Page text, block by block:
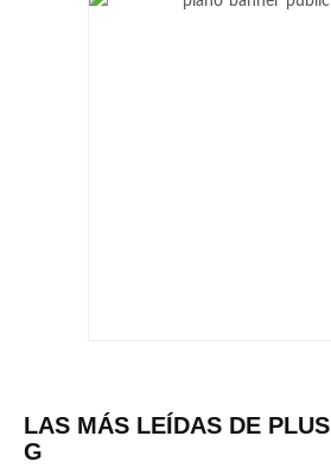
LAS MÁS LEÍDAS DE PLUS
G